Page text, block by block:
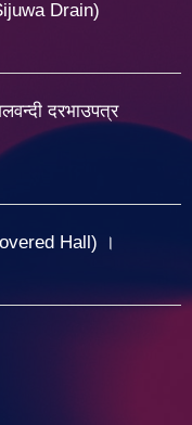
Drain)
दरभाउपत्र
Hall) ।